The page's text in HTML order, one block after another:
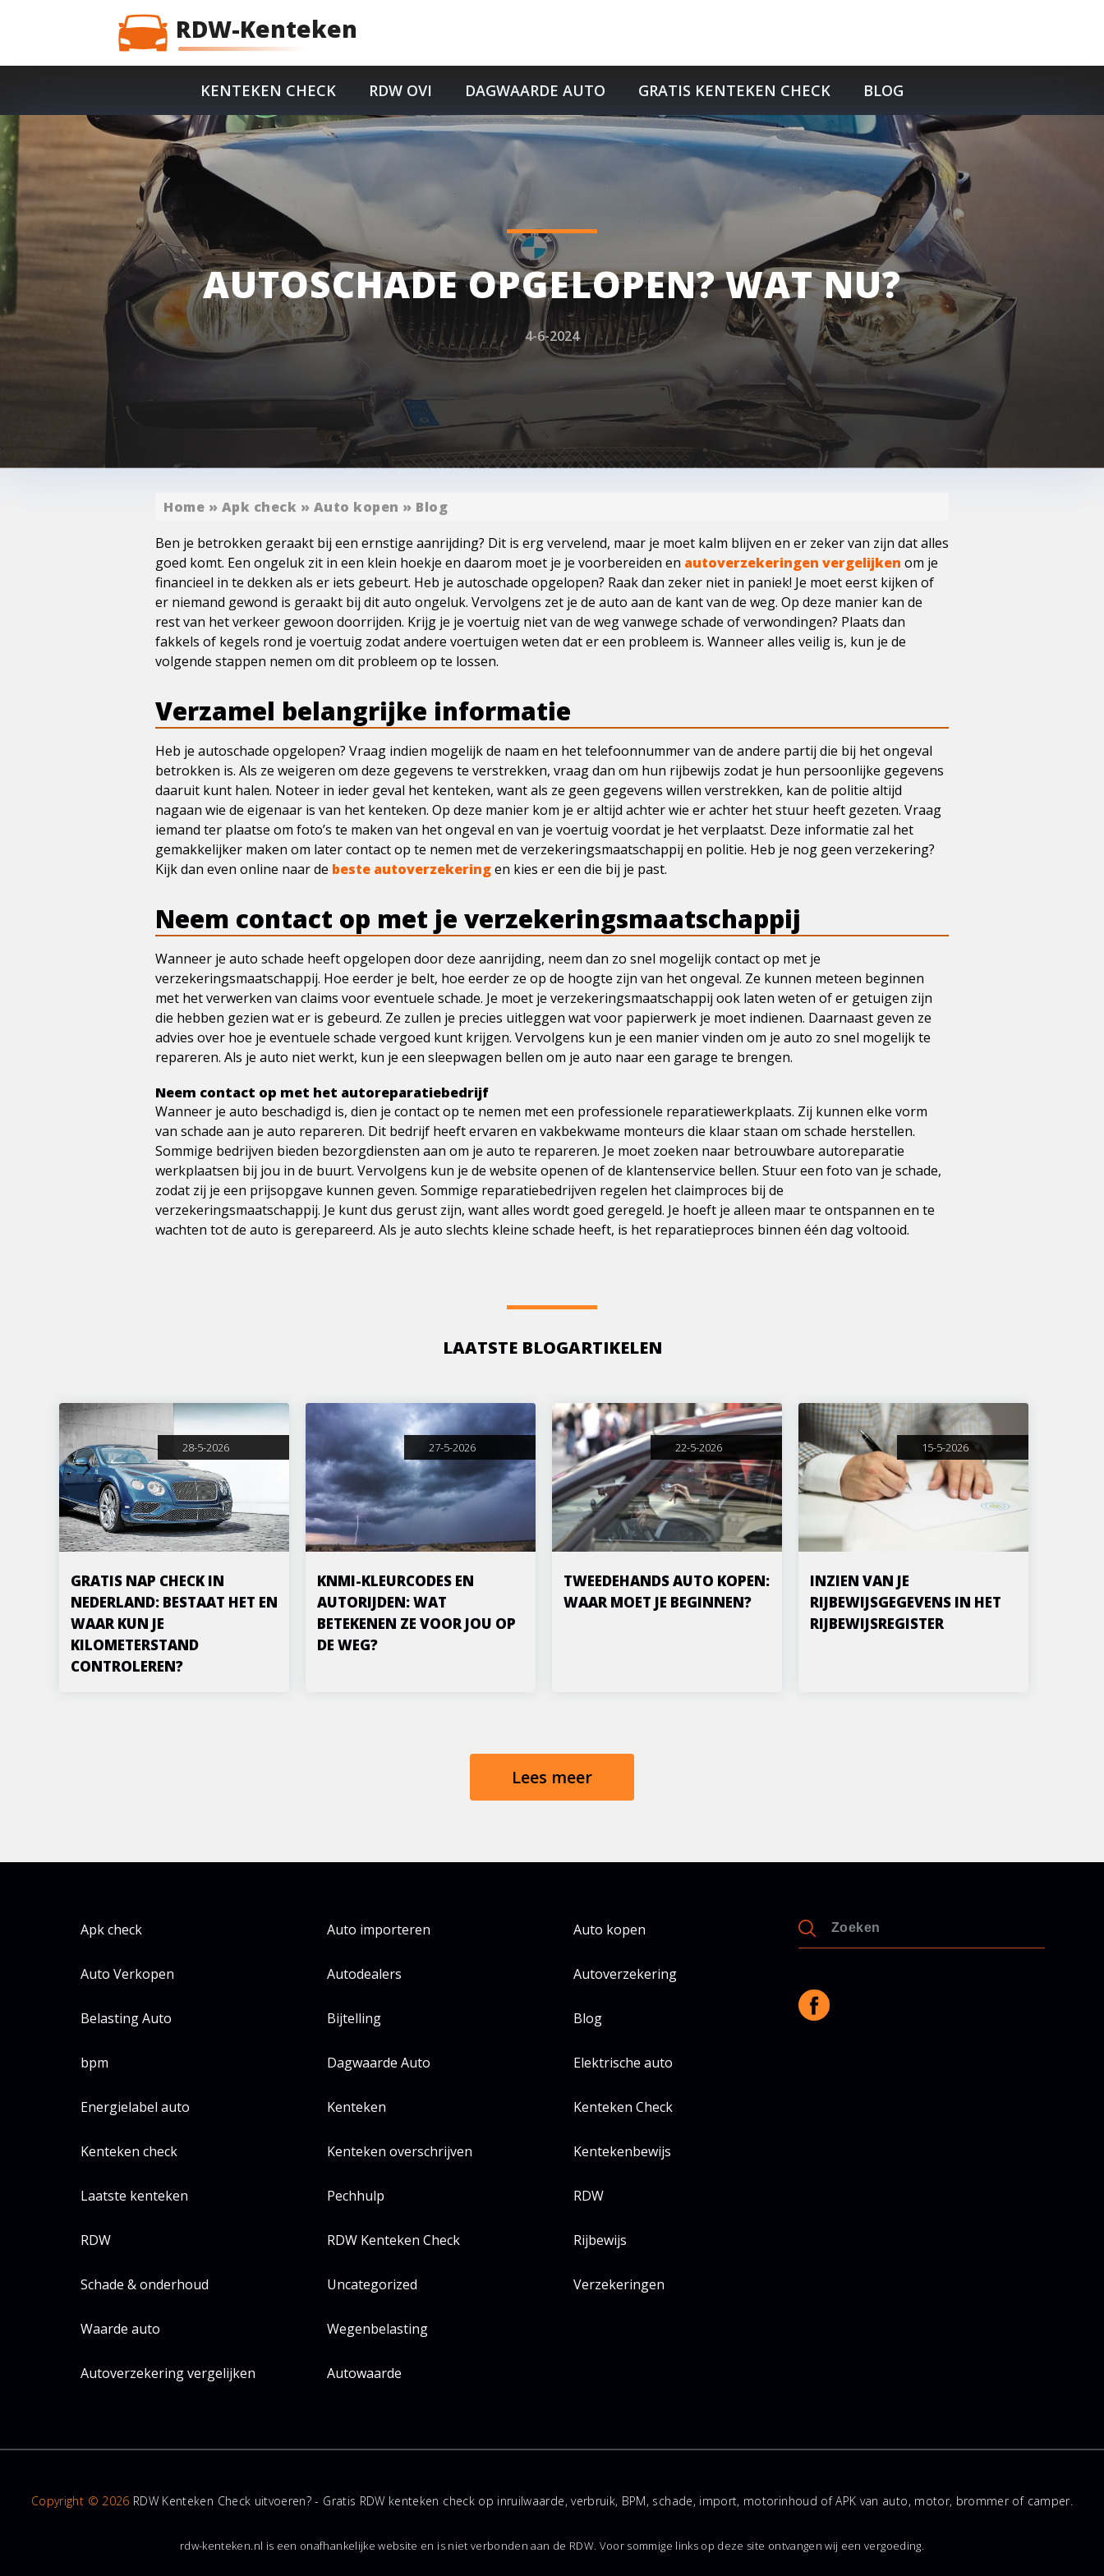
RDW-Kenteken
KENTEKEN CHECK RDW OVI DAGWAARDE AUTO GRATIS KENTEKEN CHECK BLOG
AUTOSCHADE OPGELOPEN? WAT NU?
4-6-2024
Home » Apk check » Auto kopen » Blog
Ben je betrokken geraakt bij een ernstige aanrijding? Dit is erg vervelend, maar je moet kalm blijven en er zeker van zijn dat alles
goed komt. Een ongeluk zit in een klein hoekje en daarom moet je je voorbereiden en autoverzekeringen vergelijken om je
financieel in te dekken als er iets gebeurt. Heb je autoschade opgelopen? Raak dan zeker niet in paniek! Je moet eerst kijken of
er niemand gewond is geraakt bij dit auto ongeluk. Vervolgens zet je de auto aan de kant van de weg. Op deze manier kan de
rest van het verkeer gewoon doorrijden. Krijg je je voertuig niet van de weg vanwege schade of verwondingen? Plaats dan
fakkels of kegels rond je voertuig zodat andere voertuigen weten dat er een probleem is. Wanneer alles veilig is, kun je de
volgende stappen nemen om dit probleem op te lossen.
Verzamel belangrijke informatie
Heb je autoschade opgelopen? Vraag indien mogelijk de naam en het telefoonnummer van de andere partij die bij het ongeval
betrokken is. Als ze weigeren om deze gegevens te verstrekken, vraag dan om hun rijbewijs zodat je hun persoonlijke gegevens
daaruit kunt halen. Noteer in ieder geval het kenteken, want als ze geen gegevens willen verstrekken, kan de politie altijd
nagaan wie de eigenaar is van het kenteken. Op deze manier kom je er altijd achter wie er achter het stuur heeft gezeten. Vraag
iemand ter plaatse om foto’s te maken van het ongeval en van je voertuig voordat je het verplaatst. Deze informatie zal het
gemakkelijker maken om later contact op te nemen met de verzekeringsmaatschappij en politie. Heb je nog geen verzekering?
Kijk dan even online naar de beste autoverzekeringen kies er een die bij je past.
Neem contact op met je verzekeringsmaatschappij
Wanneer je auto schade heeft opgelopen door deze aanrijding, neem dan zo snel mogelijk contact op met je
verzekeringsmaatschappij. Hoe eerder je belt, hoe eerder ze op de hoogte zijn van het ongeval. Ze kunnen meteen beginnen
met het verwerken van claims voor eventuele schade. Je moet je verzekeringsmaatschappij ook laten weten of er getuigen zijn
die hebben gezien wat er is gebeurd. Ze zullen je precies uitleggen wat voor papierwerk je moet indienen. Daarnaast geven ze
advies over hoe je eventuele schade vergoed kunt krijgen. Vervolgens kun je een manier vinden om je auto zo snel mogelijk te
repareren. Als je auto niet werkt, kun je een sleepwagen bellen om je auto naar een garage te brengen.
Neem contact op met het autoreparatiebedrijf
Wanneer je auto beschadigd is, dien je contact op te nemen met een professionele reparatiewerkplaats. Zij kunnen elke vorm
van schade aan je auto repareren. Dit bedrijf heeft ervaren en vakbekwame monteurs die klaar staan ​​om schade herstellen.
Sommige bedrijven bieden bezorgdiensten aan om je auto te repareren. Je moet zoeken naar betrouwbare autoreparatie
werkplaatsen bij jou in de buurt. Vervolgens kun je de website openen of de klantenservice bellen. Stuur een foto van je schade,
zodat zij je een prijsopgave kunnen geven. Sommige reparatiebedrijven regelen het claimproces bij de
verzekeringsmaatschappij. Je kunt dus gerust zijn, want alles wordt goed geregeld. Je hoeft je alleen maar te ontspannen en te
wachten tot de auto is gerepareerd. Als je auto slechts kleine schade heeft, is het reparatieproces binnen één dag voltooid.
LAATSTE BLOGARTIKELEN
28-5-2026
GRATIS NAP CHECK IN
NEDERLAND: BESTAAT HET EN
WAAR KUN JE
KILOMETERSTAND
CONTROLEREN?
27-5-2026
KNMI-KLEURCODES EN
AUTORIJDEN: WAT
BETEKENEN ZE VOOR JOU OP
DE WEG?
22-5-2026
TWEEDEHANDS AUTO KOPEN:
WAAR MOET JE BEGINNEN?
15-5-2026
INZIEN VAN JE
RIJBEWIJSGEGEVENS IN HET
RIJBEWIJSREGISTER
Lees meer
Apk check Auto importeren Auto kopen
Auto Verkopen Autodealers Autoverzekering
Belasting Auto Bijtelling Blog
bpm Dagwaarde Auto Elektrische auto
Energielabel auto Kenteken Kenteken Check
Kenteken check Kenteken overschrijven Kentekenbewijs
Laatste kenteken Pechhulp RDW
RDW RDW Kenteken Check Rijbewijs
Schade & onderhoud Uncategorized Verzekeringen
Waarde auto Wegenbelasting
Autoverzekering vergelijken Autowaarde
Copyright © 2026 RDW Kenteken Check uitvoeren? - Gratis RDW kenteken check op inruilwaarde, verbruik, BPM, schade, import, motorinhoud of APK van auto, motor, brommer of camper.
rdw-kenteken.nl is een onafhankelijke website en is niet verbonden aan de RDW. Voor sommige links op deze site ontvangen wij een vergoeding.